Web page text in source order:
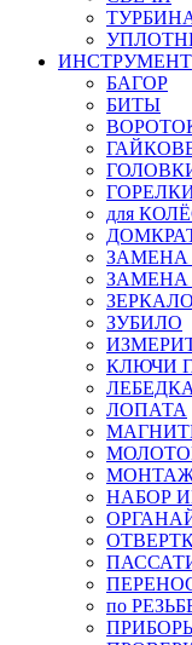
ИНСТРУМЕНТ
БАГОР
БИТЫ
для
ЗЕРКАЛО
ЗУБИЛО
КЛЮЧИ
ЛЕБЕДКА
ЛОПАТА
НАБОР
по